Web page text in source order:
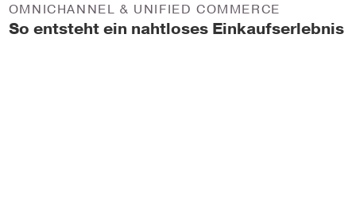
So entsteht ein nahtloses Einkaufserlebnis
OMNICHANNEL & UNIFIED COMMERCE